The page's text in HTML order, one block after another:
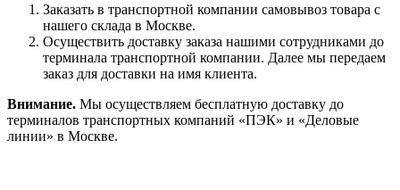
Заказать в транспортной компании самовывоз товара с
нашего склада в Москве.
Осуществить доставку заказа нашими сотрудниками до
терминала транспортной компании. Далее мы передаем
заказ для доставки на имя клиента.
Внимание. Мы осуществляем бесплатную доставку до
терминалов транспортных компаний «ПЭК» и «Деловые
линии» в Москве.